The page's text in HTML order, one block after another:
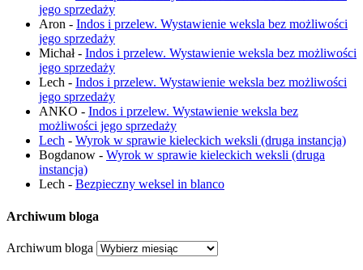
jego sprzedaży
Aron - Indos i przelew. Wystawienie weksla bez możliwości
jego sprzedaży
Michał- Indos i przelew. Wystawienie weksla bez możliwości
jego sprzedaży
Lech - Indos i przelew. Wystawienie weksla bez możliwości
jego sprzedaży
ANKO - Indos i przelew. Wystawienie weksla bez
możliwości jego sprzedaży
Lech - Wyrok w sprawie kieleckich weksli (druga instancja)
Bogdanow - Wyrok w sprawie kieleckich weksli (druga
instancja)
Lech - Bezpieczny weksel in blanco
Archiwum bloga
Archiwum bloga